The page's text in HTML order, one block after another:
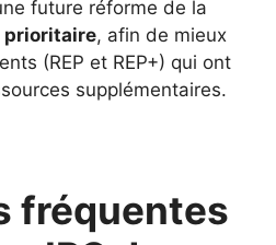
future réforme de la
prioritaire, afin de mieux
(REP et REP+) qui ont
supplémentaires.
fréquentes